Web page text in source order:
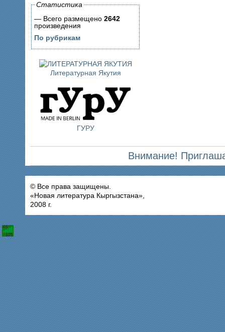
Статистика
— Всего размещено 2642
произведения
По рубрикам
Литературная Якутия
ГУРУ
Внимание!
© Все права защищены.
«Новая литература Кыргызстана»,
2008 г.